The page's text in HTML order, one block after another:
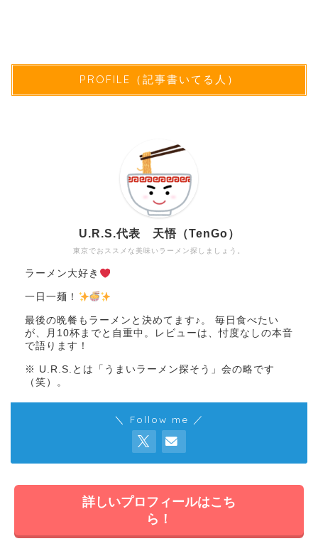
PROFILE（記事書いてる人）
東京でおススメな美味いラーメン探しましょう。
U.R.S.代表 天悟（TenGo）
ラーメン大好き
一日一麺！
最後の晩餐もラーメンと決めてます♪。 毎日食べたい
が、月10杯までと自重中。レビューは、忖度なしの本音
で語ります！
※ U.R.S.とは「うまいラーメン探そう」会の略です
（笑）。
＼ Follow me ／
詳しいプロフィールはこち
ら！